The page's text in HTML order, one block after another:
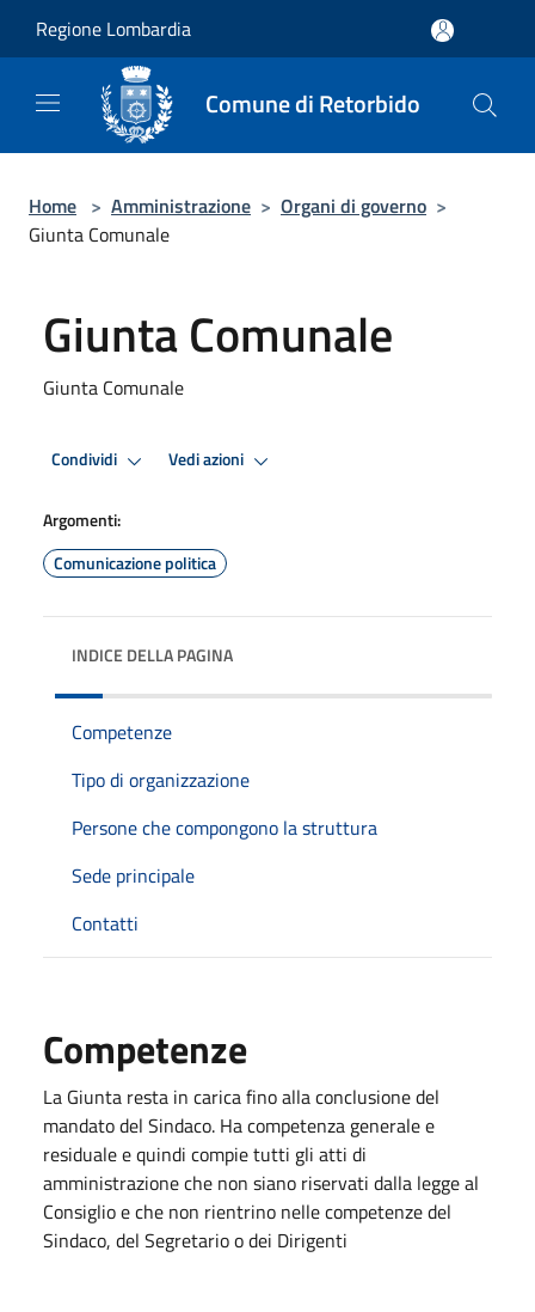
Regione Lombardia
Comune di Retorbido
Home > Amministrazione > Organi di governo >
Giunta Comunale
Giunta Comunale
Giunta Comunale
Condividi Vedi azioni
Argomenti:
Comunicazione politica
INDICE DELLA PAGINA
Competenze
Tipo di organizzazione
Persone che compongono la struttura
Sede principale
Contatti
Competenze
La Giunta resta in carica fino alla conclusione del
mandato del Sindaco. Ha competenza generale e
residuale e quindi compie tutti gli atti di
amministrazione che non siano riservati dalla legge al
Consiglio e che non rientrino nelle competenze del
Sindaco, del Segretario o dei Dirigenti